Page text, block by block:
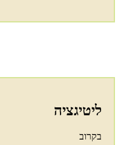
ליטיגציה
בקרוב